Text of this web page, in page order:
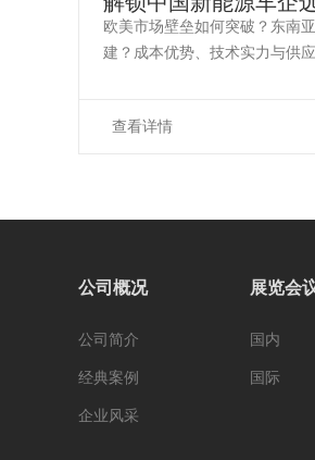
2025“宜贸全球通”出
开启
欧美市场壁垒如何突破？东南
建？成本优势、技术实力与供
战。2025年11月13日（周四）
查看详情
公司概况
公司简介
经典案例
企业风采
展览会
国内
国际